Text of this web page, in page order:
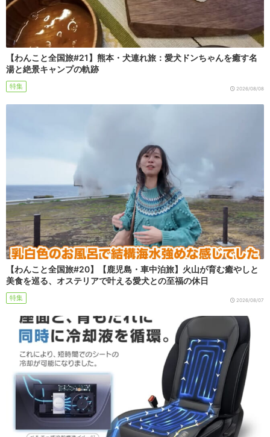
【わんこと全国旅#21】熊本・犬連れ旅：愛犬ドンちゃんを癒す名
湯と絶景キャンプの軌跡
特集 2026/08/08
【わんこと全国旅#20】【鹿児島・車中泊旅】火山が育む癒やしと
美食を巡る、オステリアで叶える愛犬との至福の休日
特集 2026/08/07